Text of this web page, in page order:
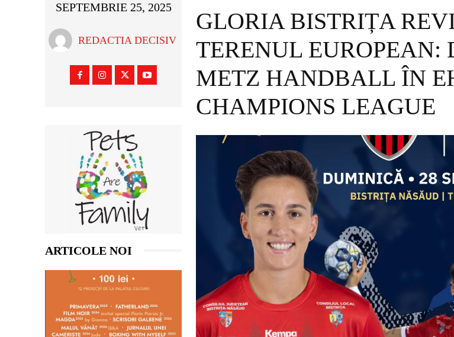
SEPTEMBRIE 25, 2025
REDACTIA DECISIV
ARTICOLE NOI
GLORIA BISTRIȚA
TERENUL EUROPEAN:
METZ HANDBALL ÎN
CHAMPIONS LEAGUE